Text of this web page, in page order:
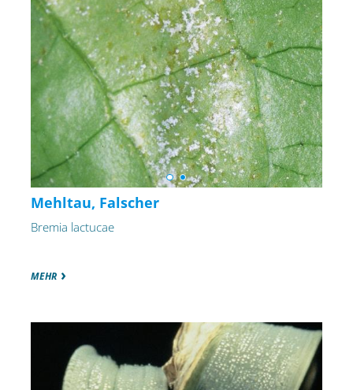
Mehltau, Falscher
Bremia lactucae
MEHR